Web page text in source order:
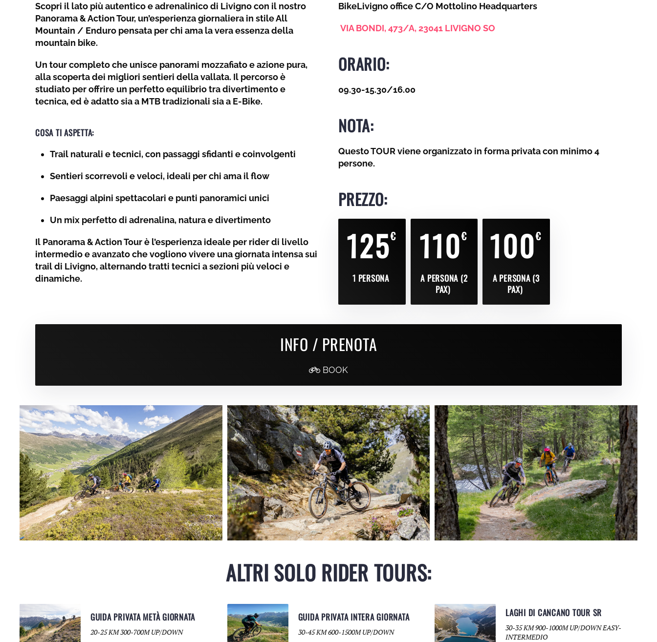
Scopri il lato più autentico e adrenalinico di Livignocon il nostro
Panorama & Action Tour, un’esperienza giornaliera in stile All
Mountain / Enduro pensata per chi ama la vera essenza della
mountain bike.
Un tour completo che unisce panorami mozzafiato e azione pura,
alla scoperta dei migliori sentieri della vallata. Il percorso è
studiato per offrire un perfetto equilibrio tra divertimento e
tecnica, ed è adatto sia a MTB tradizionali sia a E-Bike.
COSA TI ASPETTA:
Trail naturali e tecnici, con passaggi sfidanti e coinvolgenti
Sentieri scorrevoli e veloci, ideali per chi ama il flow
Paesaggi alpini spettacolari e punti panoramici unici
Un mix perfetto di adrenalina, natura e divertimento
Il Panorama & Action Tour è l’esperienza ideale per rider di livello
intermedio e avanzato che vogliono vivere una giornata intensa sui
trail di Livigno, alternando tratti tecnici a sezioni più veloci e
dinamiche.
BikeLivigno office C/O Mottolino Headquarters
VIA BONDI, 473/A, 23041 LIVIGNO SO
ORARIO:
09.30-15.30/16.00
NOTA:
Questo TOUR viene organizzato in forma privata con minimo 4
persone.
PREZZO:
125€
1 PERSONA
110€
A PERSONA (2
PAX)
100€
A PERSONA (3
PAX)
INFO / PRENOTA
BOOK
ALTRI SOLO RIDER TOURS:
GUIDA PRIVATA METÀ GIORNATA
20-25 KM 300-700M UP/DOWN
GUIDA PRIVATA INTERA GIORNATA
30-45 KM 600-1500M UP/DOWN
LAGHI DI CANCANO TOUR SR
30-35 KM 900-1000M UP/DOWN EASY-
INTERMEDIO